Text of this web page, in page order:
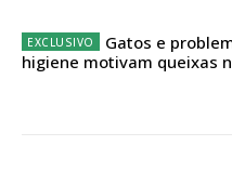
Edição em papel
Gatos e
higiene motivam queixas